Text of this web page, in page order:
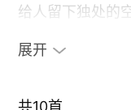
给人留下独处的
织就的图景，总
展开